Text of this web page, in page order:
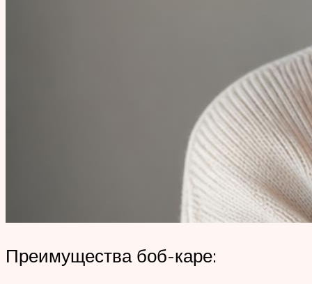
Преимущества боб-каре: